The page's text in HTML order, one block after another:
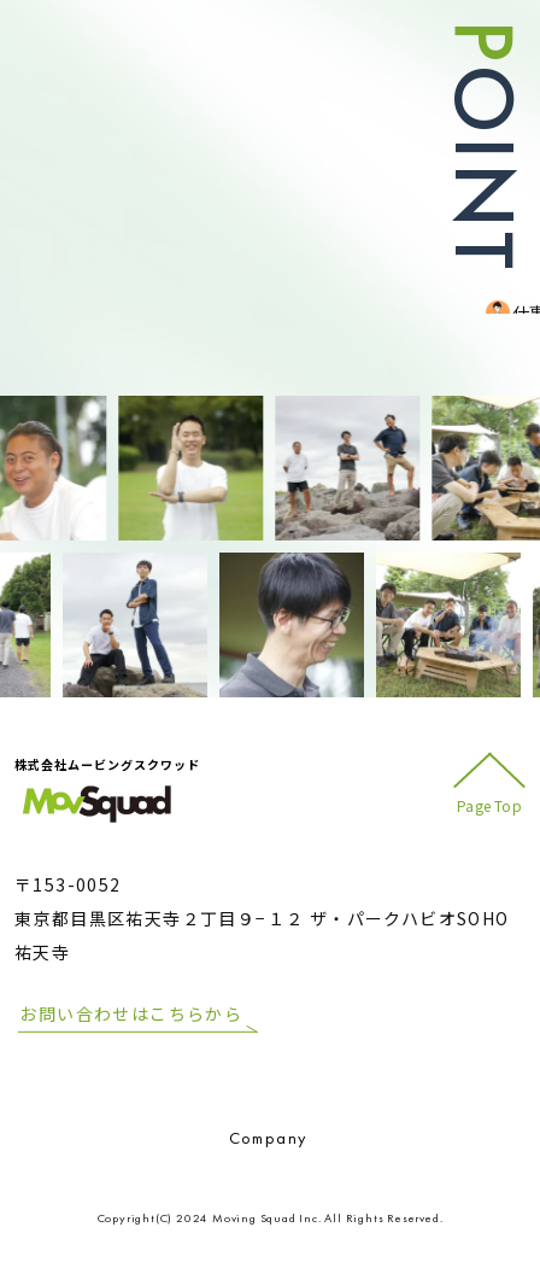
手を
P
O
I
N
T
Page Top
株式会社ムービングスクワッド
〒153-0052
東京都目黒区祐天寺２丁目９−１２ ザ・パークハビオSOHO
祐天寺
お問い合わせはこちらから
Company
Copyright(C) 2024 Moving Squad Inc. All Rights Reserved.